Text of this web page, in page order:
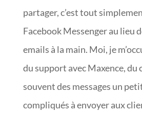
partager, c’est tout
Facebook Messenger au lieu
emails à la main. Moi, je
du support avec Maxence, du
souvent des messages un
compliqués à envoyer aux